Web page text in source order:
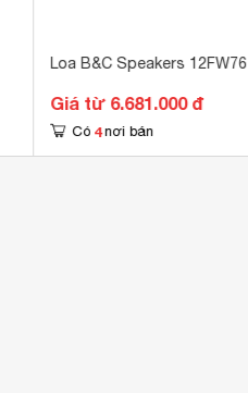
Loa B&C Speakers 12FW76
Giá từ 6.681.000 đ
Có 4 nơi bán